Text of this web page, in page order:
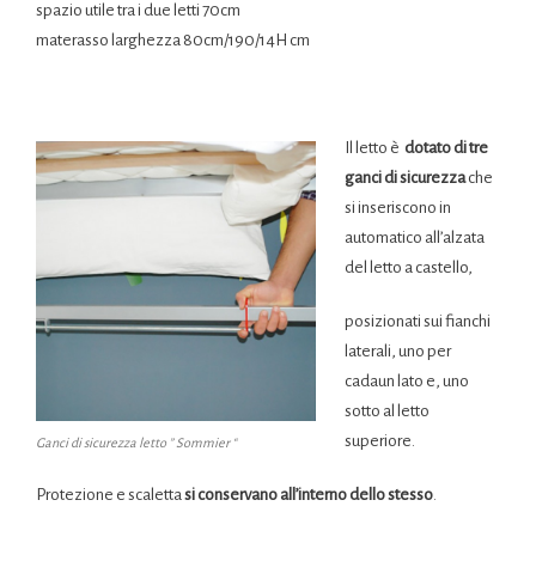
spazio utile tra i due letti 70cm
materasso larghezza 80cm/190/14H cm
Ganci di sicurezza letto ” Sommier “
Il letto è dotato di tre
ganci di sicurezzache
si inseriscono in
automatico all’alzata
del letto a castello,
posizionati sui fianchi
laterali, uno per
cadaun lato e, uno
sotto al letto
superiore.
Protezione e scalettasi conservano all’interno dello stesso.